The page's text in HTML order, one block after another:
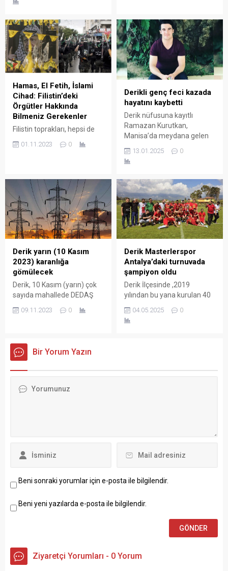
Hamas, El Fetih, İslami
Cihad: Filistin’deki
Örgütler Hakkında
Bilmeniz Gerekenler
Filistin toprakları, hepsi de
yürüttüğünü ileri süren çok
01.11.2023 0
Derikli genç feci kazada
hayatını kaybetti
Derik nüfusuna kayıtlı
Ramazan Kurutkan,
Manisa’da meydana gelen
kaybetti.
13.01.2025 0
Derik yarın (10 Kasım
2023) karanlığa
gömülecek
Derik, 10 Kasım (yarın) çok
sayıda mahallede DEDAŞ
tarafından planlı elektrik
kesintileri yapılacak.
09.11.2023 0
Derik Masterlerspor
Antalya’daki turnuvada
şampiyon oldu
Derik İlçesinde ,2019
yılından bu yana kurulan 40
yaş üstü Derik
Masterlerspor takımı,
Antalya’da düzenlenen
04.05.2025 0
Bir Yorum Yazın
Beni sonraki yorumlar için e-posta ile bilgilendir.
Beni yeni yazılarda e-posta ile bilgilendir.
Ziyaretçi Yorumları - 0 Yorum